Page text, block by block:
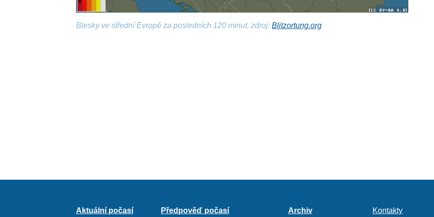
Blesky ve střední Evropě za posledních 120 minut, zdroj:Blitzortung.org
Aktuální počasí Předpověď počasí Archiv Kontakty